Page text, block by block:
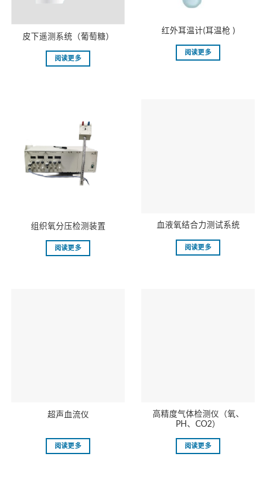
皮下遥测系统（葡萄糖）
阅读更多
红外耳温计(耳温枪 )
阅读更多
组织氧分压检测装置
阅读更多
血液氧结合力测试系统
阅读更多
超声⾎流仪
阅读更多
⾼精度⽓体检测仪（氧、
PH、CO2）
阅读更多